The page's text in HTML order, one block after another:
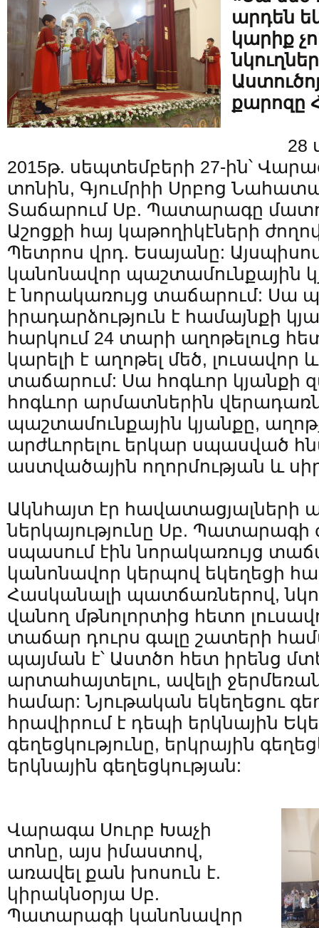
արդեն
կարիք
քարոզը
28
2015թ. սեպտեմբերի 27-ին՝
տոնին, Գյումրիի Սրբոց
Տաճարում Սբ. Պատարագը
Աշոցքի հայ կաթողիկէների
Պետրոս վրդ. Եսայանը:
կանոնավոր պաշտամունքային
է նորակառույց տաճարում: Սա
իրադարձություն է համայնքի
հարկում 24 տարի աղոթելուց
կարելի է աղոթել մեծ, լուսավոր
տաճարում: Սա հոգևոր կյանքի
հոգևոր արմատներին
պաշտամունքային կյանքը,
արժևորելու երկար սպասված
աստվածային ողորմության և
Ակնհայտ էր հավատացյալների
ներկայությունը Սբ.
սպասում էին նորակառույց
կանոնավոր կերպով եկեղեցի
Հասկանալի պատճառներով,
վանող մթնոլորտից հետո
տաճար դուրս գալը շատերի
պայման է՝ Աստծո հետ իրենց
արտահայտելու, ավելի
համար: Նյութական եկեղեցու
հրավիրում է դեպի երկնային
գեղեցկությունը, երկրային
երկնային գեղեցկության:
Վարագա Սուրբ Խաչի
տոնը, այս իմաստով,
առավել քան խոսուն է.
կիրակնօրյա Սբ.
Պատարագի կանոնավոր